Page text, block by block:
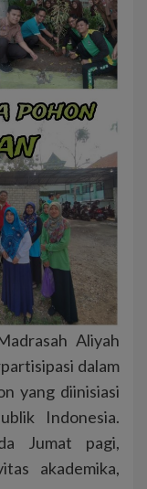
Aliyah
dalam
yang diinisiasi
Indonesia.
Jumat pagi,
akademika,